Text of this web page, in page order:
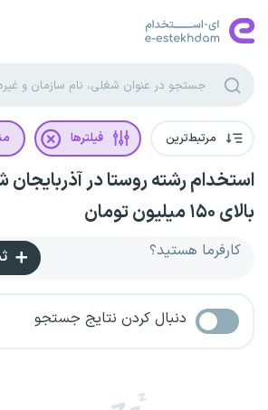
مرتبط‌ترین فیلترها
استخدام رشته روستا در
بالای ۱۵۰ میلیون تومان
کارفرما هستید؟
دنبال کردن نتایج جستجو